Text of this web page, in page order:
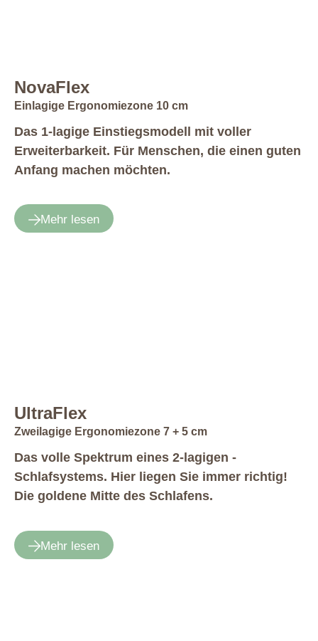
NovaFlex
Einlagige Ergonomiezone 10 cm
Das 1-lagige Einstiegsmodell mit voller
Erweiterbarkeit. Für Menschen, die einen guten
Anfang machen möchten.
Mehr lesen
UltraFlex
Zweilagige Ergonomiezone 7 + 5 cm
Das volle Spektrum eines 2-lagigen ­
Schlafsystems. Hier liegen Sie ­immer richtig!
Die goldene Mitte des Schlafens.
Mehr lesen